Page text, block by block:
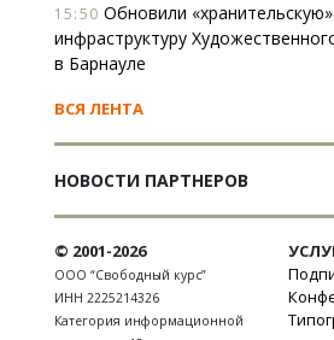
15:50 Обновили «хранительскую»
инфраструктуру
в Барнауле
ВСЯ ЛЕНТА
НОВОСТИ ПАРТНЕРОВ
© 2001-2026
ООО “Свободный курс”
ИНН 2225214326
Категория информационной